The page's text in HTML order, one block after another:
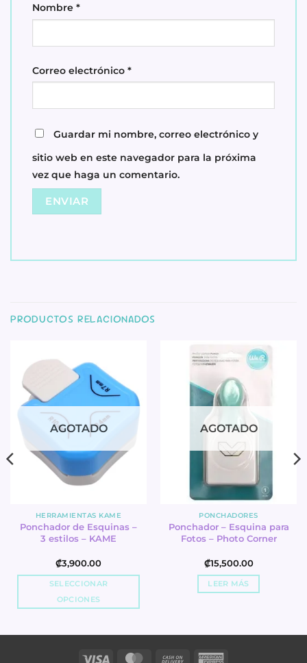
Nombre *
Correo electrónico *
Guardar mi nombre, correo electrónico y
sitio web en este navegador para la próxima
vez que haga un comentario.
PRODUCTOS RELACIONADOS
AGOTADO
HERRAMIENTAS KAME
Ponchador de Esquinas –
3 estilos – KAME
₡3,900.00
SELECCIONAR
OPCIONES
multiple
AGOTADO
PONCHADORES
Ponchador – Esquina para
Fotos – Photo Corner
₡15,500.00
LEER MÁS
Visa MasterCard
Cash